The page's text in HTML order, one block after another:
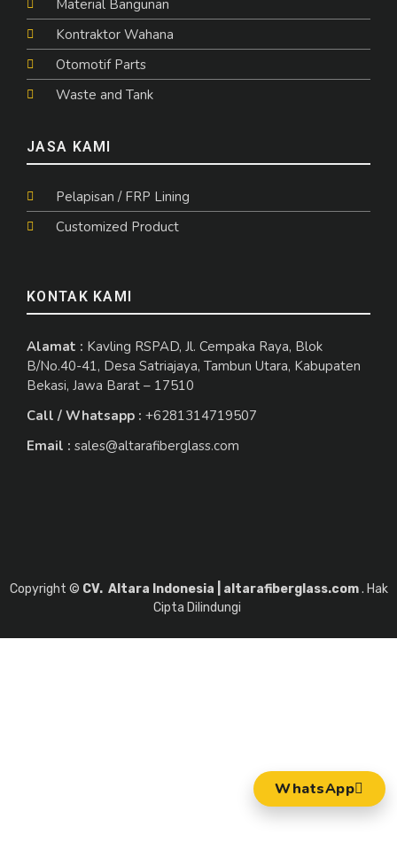
WhatsApp
Material Bangunan
Kontraktor Wahana
Otomotif Parts
Waste and Tank
JASA KAMI
Pelapisan / FRP Lining
Customized Product
KONTAK KAMI
Alamat : Kavling RSPAD, Jl. Cempaka Raya, Blok
B/No.40-41, Desa Satriajaya, Tambun Utara, Kabupaten
Bekasi, Jawa Barat – 17510
Call / Whatsapp : +6281314719507
Email : sales@altarafiberglass.com
Copyright © CV. Altara Indonesia | altarafiberglass.com. Hak
Cipta Dilindungi